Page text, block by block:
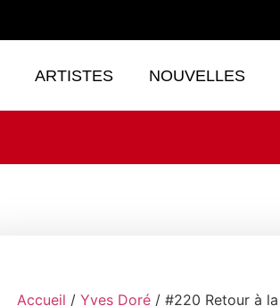
ARTISTES NOUVELLES
Accueil / Yves Doré / #220 Retour à la